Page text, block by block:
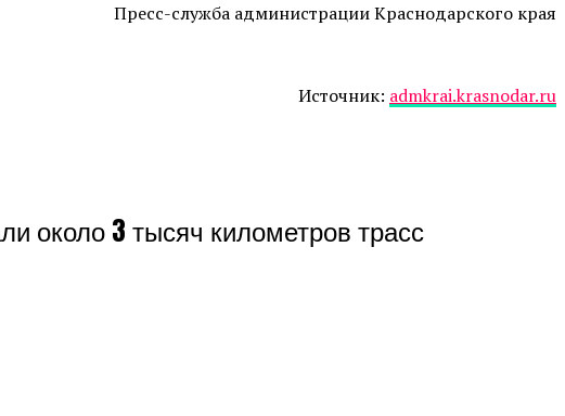
Пресс-служба администрации Краснодарского края
Источник: admkrai.krasnodar.ru
около 3 тысяч километров трасс